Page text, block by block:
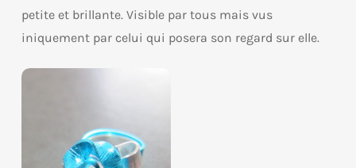
petite et brillante. Visible par tous mais vus
iniquement par celui qui posera son regard sur elle.